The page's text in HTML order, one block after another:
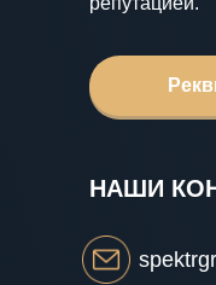
НАШИ